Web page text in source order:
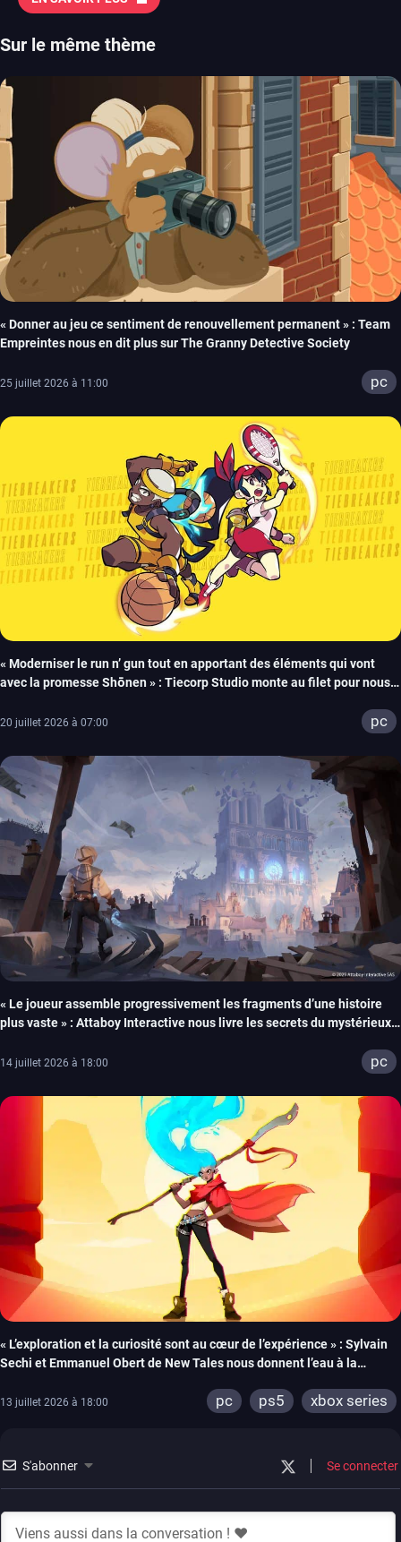
Sur le même thème
« Donner au jeu ce sentiment de renouvellement permanent » : Team
Empreintes nous en dit plus sur The Granny Detective Society
25 juillet 2026 à 11:00 pc
« Moderniser le run n’ gun tout en apportant des éléments qui vont
avec la promesse Shōnen » : Tiecorp Studio monte au filet pour nous
20 juillet 2026 à 07:00 pc
« Le joueur assemble progressivement les fragments d’une histoire
plus vaste » : Attaboy Interactive nous livre les secrets du mystérieux
14 juillet 2026 à 18:00 pc
« L’exploration et la curiosité sont au cœur de l’expérience » : Sylvain
Sechi et Emmanuel Obert de New Tales nous donnent l’eau à la
13 juillet 2026 à 18:00 pc ps5 xbox series
S'abonner Se connecter